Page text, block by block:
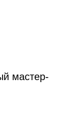
мастер-